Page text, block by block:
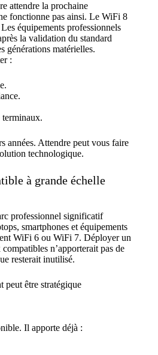
attendre la prochaine
fonctionne pas ainsi. Le WiFi 8
équipements professionnels
la validation du standard
générations matérielles.
:
années. Attendre peut vous faire
technologique.
à grande échelle
professionnel significatif
smartphones et équipements
WiFi 6 ou WiFi 7. Déployer un
n’apporterait pas de
resterait inutilisé.
peut être stratégique
Il apporte déjà :